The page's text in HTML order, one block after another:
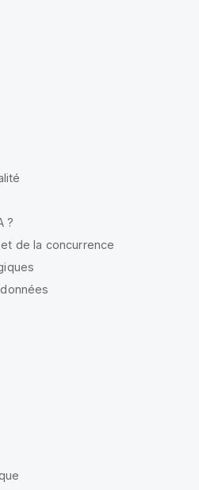
?
de la concurrence